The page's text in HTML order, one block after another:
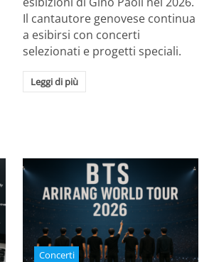
Il cantautore genovese continua
a esibirsi con concerti
selezionati e progetti speciali.
Leggi di più
Concerti